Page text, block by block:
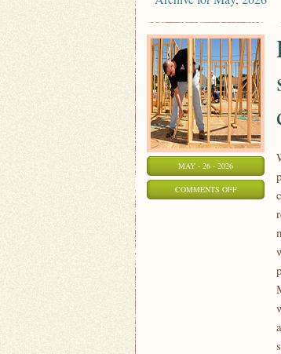
MAY - 26 - 2026
COMMENTS OFFON
SPRAWDZIĆ